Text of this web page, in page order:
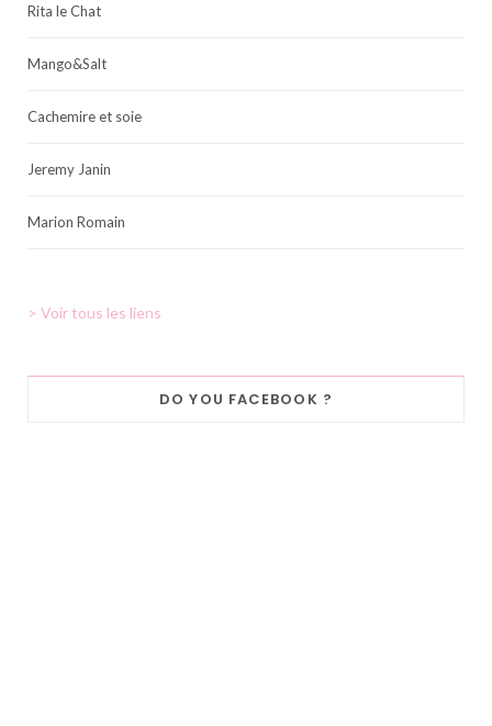
Rita le Chat
Mango&Salt
Cachemire et soie
Jeremy Janin
Marion Romain
> Voir tous les liens
DO YOU FACEBOOK ?